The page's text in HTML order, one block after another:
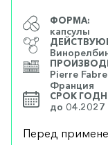
ФОРМА:
капсулы
Pierre
Франция
СРОК
до 04.2027
Перед